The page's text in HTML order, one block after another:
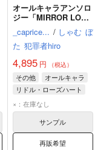
オールキャラアンソロ
ジー「MIRROR LOOP
the Party」
_caprice... / しゃむ ぼ
た 犯罪者hiro
4,895円 （税込）
その他
オールキャラ
リドル・ローズハート
マレウス・ドラコニア
×：在庫なし
サンプル
再販希望